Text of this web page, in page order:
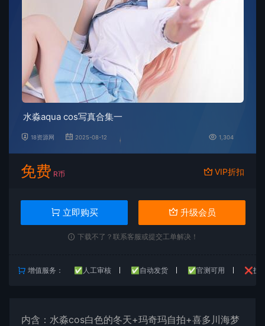
水淼aqua cos写真合集一
18资源网 2025-08-12 1,304
免费 R币 VIP折扣
立即购买 升级会员
下载不了？联系客服或提交工单解决！
增值服务： ✅人工审核 ✅自动发货 ✅官测可用 ❌技
内含： 水淼cos白色的冬天+玛奇玛自拍+喜多川海梦